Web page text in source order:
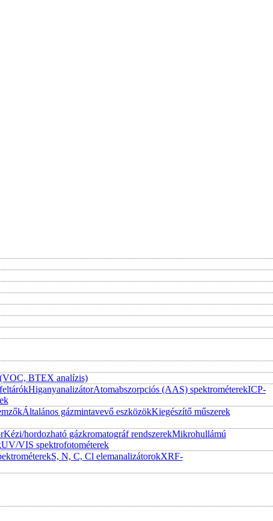
BTEX analízis)
HiganyanalizátorAtomabszorpciós (AAS) spektrométerekICP-
Általános gázmintavevő eszközökKiegészítő műszerek
Kézi/hordozható gázkromatográf rendszerekMikrohullámú
UV/VIS spektrofotométerek
S, N, C, Cl elemanalizátorokXRF-